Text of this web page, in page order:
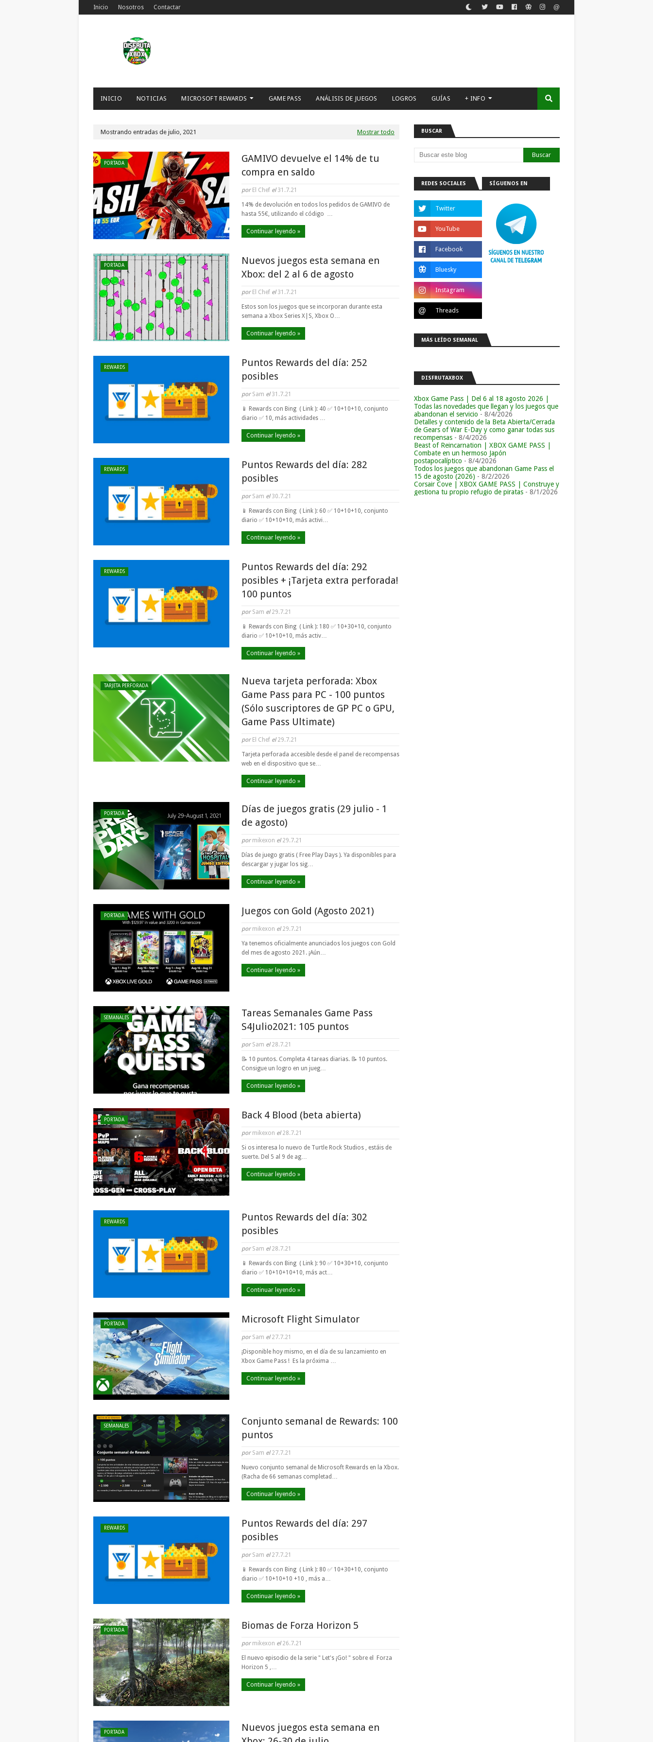
Inicio Nosotros Contactar
INICIO NOTICIAS MICROSOFT REWARDS GAME PASS ANÁLISIS DE JUEGOS LOGROS GUÍAS + INFO
Mostrando entradas de julio, 2021 Mostrar todo
PORTADA
GAMIVO devuelve el 14% de tu
compra en saldo
por El Chef el31.7.21
14% de devolución en todos los pedidos de GAMIVO de
hasta 55€, utilizando el código …
Continuar leyendo »
PORTADA
Nuevos juegos esta semana en
Xbox: del 2 al 6 de agosto
por El Chef el31.7.21
Estos son los juegos que se incorporan durante esta
semana a Xbox Series X|S, Xbox O…
Continuar leyendo »
REWARDS
Puntos Rewards del día: 252
posibles
por Sam el31.7.21
📱 Rewards con Bing ( Link ): 40 ✅ 10+10+10, conjunto
diario ✅ 10, más actividades …
Continuar leyendo »
REWARDS
Puntos Rewards del día: 282
posibles
por Sam el30.7.21
📱 Rewards con Bing ( Link ): 60 ✅ 10+10+10, conjunto
diario ✅ 10+10+10, más activi…
Continuar leyendo »
REWARDS
Puntos Rewards del día: 292
posibles + ¡Tarjeta extra perforada!
100 puntos
por Sam el29.7.21
📱 Rewards con Bing ( Link ): 180 ✅ 10+30+10, conjunto
diario ✅ 10+10+10, más activ…
Continuar leyendo »
TARJETA PERFORADA
Nueva tarjeta perforada: Xbox
Game Pass para PC - 100 puntos
(Sólo suscriptores de GP PC o GPU,
Game Pass Ultimate)
por El Chef el29.7.21
Tarjeta perforada accesible desde el panel de recompensas
web en el dispositivo que se…
Continuar leyendo »
PORTADA
Días de juegos gratis (29 julio - 1
de agosto)
por mikexon el29.7.21
Días de juego gratis ( Free Play Days ). Ya disponibles para
descargar y jugar los sig…
Continuar leyendo »
PORTADA Juegos con Gold (Agosto 2021)
por mikexon el29.7.21
Ya tenemos oficialmente anunciados los juegos con Gold
del mes de agosto 2021. ¡Aún…
Continuar leyendo »
SEMANALES
Tareas Semanales Game Pass
S4Julio2021: 105 puntos
por Sam el28.7.21
📝 10 puntos. Completa 4 tareas diarias. 📝 10 puntos.
Consigue un logro en un jueg…
Continuar leyendo »
PORTADA Back 4 Blood (beta abierta)
por mikexon el28.7.21
Si os interesa lo nuevo de Turtle Rock Studios , estáis de
suerte. Del 5 al 9 de ag…
Continuar leyendo »
REWARDS
Puntos Rewards del día: 302
posibles
por Sam el28.7.21
📱 Rewards con Bing ( Link ): 90 ✅ 10+30+10, conjunto
diario ✅ 10+10+10+10, más act…
Continuar leyendo »
PORTADA Microsoft Flight Simulator
por Sam el27.7.21
¡Disponible hoy mismo, en el día de su lanzamiento en
Xbox Game Pass ! Es la próxima …
Continuar leyendo »
SEMANALES
Conjunto semanal de Rewards: 100
puntos
por Sam el27.7.21
Nuevo conjunto semanal de Microsoft Rewards en la Xbox.
(Racha de 66 semanas completad…
Continuar leyendo »
REWARDS
Puntos Rewards del día: 297
posibles
por Sam el27.7.21
📱 Rewards con Bing ( Link ): 80 ✅ 10+30+10, conjunto
diario ✅ 10+10+10 +10 , más a…
Continuar leyendo »
PORTADA Biomas de Forza Horizon 5
por mikexon el26.7.21
El nuevo episodio de la serie " Let's ¡Go! " sobre el Forza
Horizon 5 ,…
Continuar leyendo »
PORTADA
Nuevos juegos esta semana en
BUSCAR
REDES SOCIALES SÍGUENOS EN
MÁS LEÍDO SEMANAL
DISFRUTAXBOX
Xbox Game Pass | Del 6 al 18 agosto 2026 |
Todas las novedades que llegan y los juegos que
abandonan el servicio - 8/4/2026
Detalles y contenido de la Beta Abierta/Cerrada
de Gears of War E-Day y como ganar todas sus
recompensas - 8/4/2026
Beast of Reincarnation | XBOX GAME PASS |
Combate en un hermoso Japón
postapocalíptico - 8/4/2026
Todos los juegos que abandonan Game Pass el
15 de agosto (2026) - 8/2/2026
Corsair Cove | XBOX GAME PASS | Construye y
gestiona tu propio refugio de piratas - 8/1/2026